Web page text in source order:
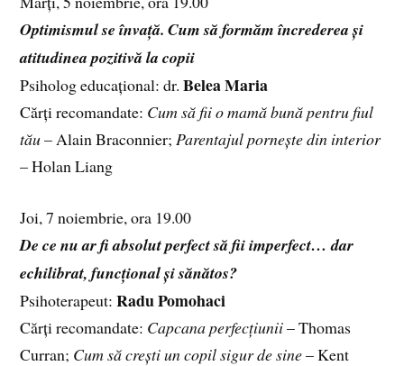
Optimismul se învață. Cum să formăm încrederea și
atitudinea pozitivă la copii
Psiholog educațional: dr. Belea Maria
Cărți recomandate: Cum să fii o mamă bună pentru fiul
tău– Alain Braconnier;Parentajul pornește din interior
– Holan Liang
Joi, 7 noiembrie, ora 19.00
De ce nu ar fi absolut perfect să fii imperfect… dar
echilibrat, funcțional și sănătos?
Psihoterapeut:Radu Pomohaci
Cărți recomandate: Capcana perfecțiunii– Thomas
Curran; Cum să crești un copil sigur de sine– Kent